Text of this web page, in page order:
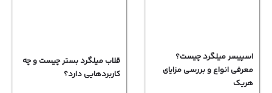
اسپیسر میلگرد چیست؟
معرفی انواع و بررسی مزایای
هریک
قلاب میلگرد بستر چیست و چه
کاربردهایی دارد؟